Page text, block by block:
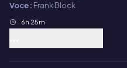
Voce: Frank Block
6h 25m